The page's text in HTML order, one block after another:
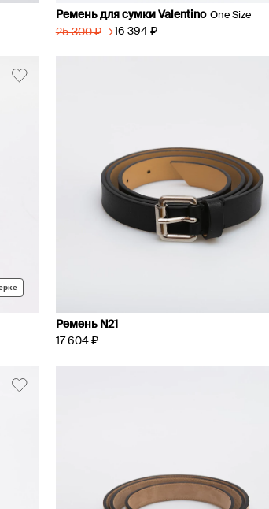
Ремень для сумки Valentino One Size
25 300 ₽ → 16 394 ₽
Ремень N21
17 604 ₽